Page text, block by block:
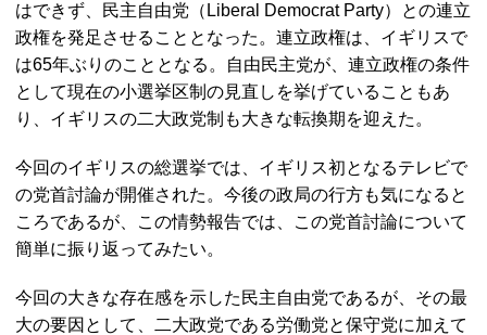
はできず、民主自由党（ Liberal Democrat Party）との連立
政権を発足させることとなった。連立政権は、イギリスで
は65年ぶりのこととなる。自由民主党が、連立政権の条件
として現在の小選挙区制の見直しを挙げていることもあ
り、イギリスの二大政党制も大きな転換期を迎えた。
今回のイギリスの総選挙では、イギリス初となるテレビで
の党首討論が開催された。今後の政局の行方も気になると
ころであるが、この情勢報告では、この党首討論について
簡単に振り返ってみたい。
今回の大きな存在感を示した民主自由党であるが、その最
大の要因として、二大政党である労働党と保守党に加えて